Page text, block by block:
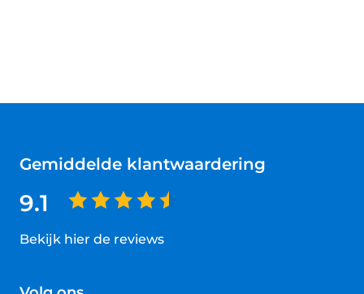
Gemiddelde klantwaardering
9.1
Bekijk hier de reviews
van